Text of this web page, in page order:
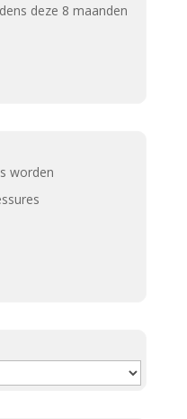
deze 8 maanden
worden